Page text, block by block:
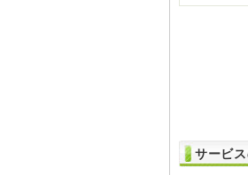
サービ